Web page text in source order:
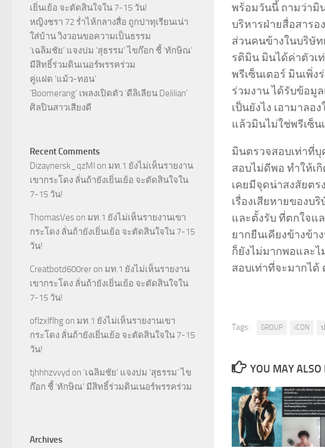
พร้อมวันนี้ ถามว่ามิ
บริหารฝ่ายสื่อสาร
ส่วนคนข้างในบริษัท
รติมิน มินได้ค่าตัวเ
พรีเซ็นเตอร์ มินเพิ่
ร่วมงาน ได้รับข้อมู
เป็นยังไง เอามาล
แล้วมินไม่ใช่พรีเซ็
มินตรวจสอบเท่าที่บุ
สอบไม่ดีพอ ทำให้เ
เคยมีจุดน่าสงสัยต
เรื่องเสียหายของบ
และตั้งรับ ที่ตกใจแ
ยากยืนเคียงข้างข้
ก็ยังไม่มากพอและ
สอบเท่าที่จะมากได้
Tags: GROUP iCON
YOU MAY ALSO
เยิ่นเย้อ จะตัดสินใจใน 7-15 วัน!
หญิงชรา 72 ร่ำไห้กลางสื่อ ถูกปาทุเรียนเน่า
ใส่บ้าน วิงวอนขอความเป็นธรรม
‘เฉลิมชัย’ แจงปม ‘สุธรรม’ ไขก๊อก ชี้ ‘ทักษิณ’
มีสิทธิ์ร่วมดินเนอร์พรรคร่วม
คู่แฝด ‘แม้ว-ทอน’
‘Boomerang’ เพลงเปิดตัว ‘ดีลิเลียน Delilian’
ศิลปินสาวเสียงดี
Recent Comments
Dizaynersk_qzMl on มท.1 ยังไม่เห็นรายงาน
เขากระโดง ลั่นถ้ายังเยิ่นเย้อ จะตัดสินใจใน
7-15 วัน!
ThomasVes on มท.1 ยังไม่เห็นรายงานเขา
กระโดง ลั่นถ้ายังเยิ่นเย้อ จะตัดสินใจใน 7-15
วัน!
Creatbotd600rer on มท.1 ยังไม่เห็นรายงาน
เขากระโดง ลั่นถ้ายังเยิ่นเย้อ จะตัดสินใจใน
7-15 วัน!
oflzxlflhg on มท.1 ยังไม่เห็นรายงานเขา
กระโดง ลั่นถ้ายังเยิ่นเย้อ จะตัดสินใจใน 7-15
วัน!
tjhhhzvvyd on ‘เฉลิมชัย’ แจงปม ‘สุธรรม’ ไข
ก๊อก ชี้ ‘ทักษิณ’ มีสิทธิ์ร่วมดินเนอร์พรรคร่วม
Archives